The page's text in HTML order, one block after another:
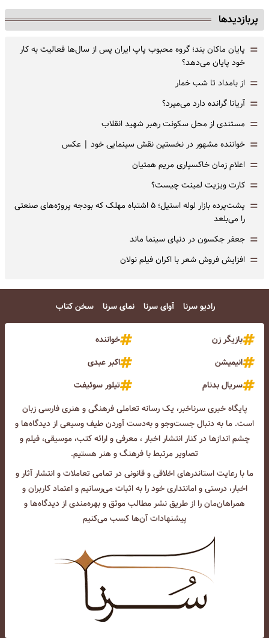
پربازدیدها
= پایان ماکان بند؛ گروه محبوب پاپ ایران پس از سال‌ها فعالیت به کار
خود پایان می‌دهد؟
= از بامداد تا شب خمار
= آریانا گرانده دارد می‌میرد؟
= مستندی از محل سکونت رهبر شهید انقلاب
= خواننده مشهور در نخستین نقش سینمایی خود |‌ عکس
= اعلام زمان خاکسپاری مریم همتیان
= کارت ویزیت لمینت چیست؟
=
پشت‌پرده بازار لوله استیل؛ ۵ اشتباه مهلک که بودجه پروژه‌های صنعتی
را می‌بلعد
= جعفر جکسون در دنیای سینما ماند
= افزایش فروش شعر با اکران فیلم نولان
رادیو سرنا آوای سرنا نمای سرنا سخن کتاب
بازیگر زن
خواننده
انیمیشن
اکبر عبدی
سریال بدنام
تیلور سوئیفت
پایگاه خبری سرناخبر، یک رسانه تعاملی فرهنگی و هنری فارسی زبان
است. ما به دنبال جست‌و‌جو و به‌دست آوردن طیف وسیعی از دیدگاه‌ها و
چشم انداز‌ها در کنار انتشار اخبار ، معرفی و ارائه کتب، موسیقی، فیلم و
تصاویر مرتبط با فرهنگ و هنر هستیم.
ما با رعایت استاندرهای اخلاقی و قانونی در تمامی تعاملات و انتشار آثار و
اخبار، درستی و امانتداری خود را به اثبات می‌رسانیم و اعتماد کاربران و
همراهان‌مان را از طریق نشر مطالب موثق و بهره‌مندی از دیدگاه‌ها و
پیشنهادات آن‌ها کسب می‌کنیم